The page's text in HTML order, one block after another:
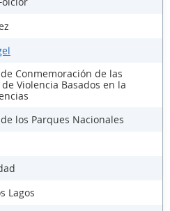
Conmemoración de las
Violencia Basados en la
los Parques Nacionales
Lagos